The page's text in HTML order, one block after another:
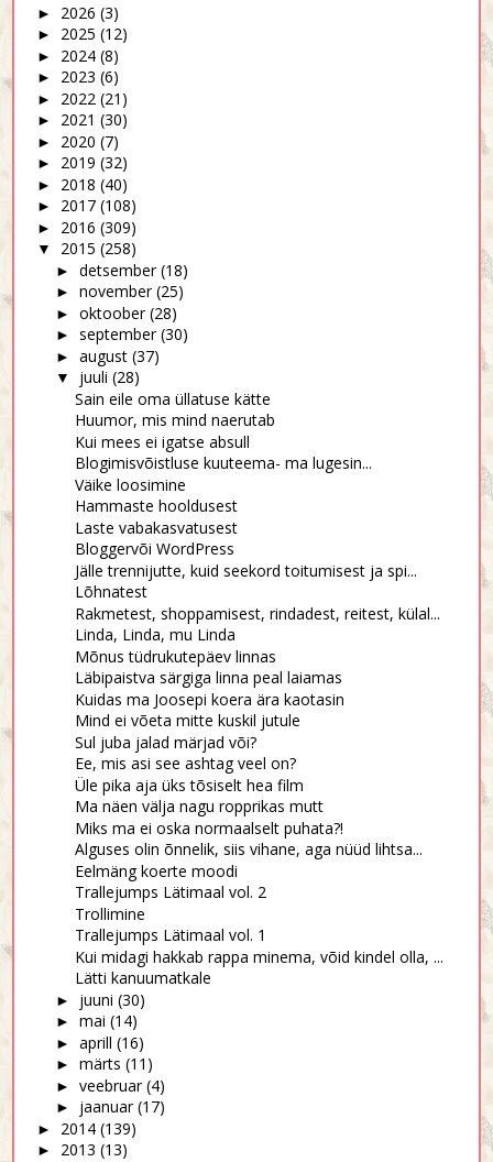
► 2026 (3)
► 2025 (12)
► 2024 (8)
► 2023 (6)
► 2022 (21)
► 2021 (30)
► 2020 (7)
► 2019 (32)
► 2018 (40)
► 2017 (108)
► 2016 (309)
▼ 2015 (258)
► detsember (18)
► november (25)
► oktoober (28)
► september (30)
► august (37)
▼ juuli (28)
Sain eile oma üllatuse kätte
Huumor, mis mind naerutab
Kui mees ei igatse absull
Blogimisvõistluse kuuteema- ma lugesin...
Väike loosimine
Hammaste hooldusest
Laste vabakasvatusest
Bloggervõi WordPress
Jälle trennijutte, kuid seekord toitumisest ja spi...
Lõhnatest
Rakmetest, shoppamisest, rindadest, reitest, külal...
Linda, Linda, mu Linda
Mõnus tüdrukutepäev linnas
Läbipaistva särgiga linna peal laiamas
Kuidas ma Joosepi koera ära kaotasin
Mind ei võeta mitte kuskil jutule
Sul juba jalad märjad või?
Ee, mis asi see ashtag veel on?
Üle pika aja üks tõsiselt hea film
Ma näen välja nagu ropprikas mutt
Miks ma ei oska normaalselt puhata?!
Alguses olin õnnelik, siis vihane, aga nüüd lihtsa...
Eelmäng koerte moodi
Trallejumps Lätimaal vol. 2
Trollimine
Trallejumps Lätimaal vol. 1
Kui midagi hakkab rappa minema, võid kindel olla, ...
Lätti kanuumatkale
► juuni (30)
► mai (14)
► aprill (16)
► märts (11)
► veebruar (4)
► jaanuar (17)
► 2014 (139)
► 2013 (13)